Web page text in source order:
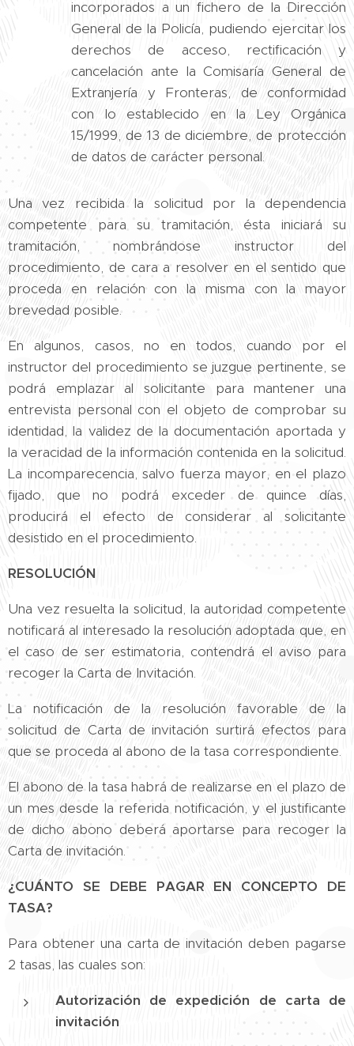
incorporados a un fichero de la Dirección
General de la Policía, pudiendo ejercitar los
derechos de acceso, rectificación y
cancelación ante la Comisaría General de
Extranjería y Fronteras, de conformidad
con lo establecido en la Ley Orgánica
15/1999, de 13 de diciembre, de protección
de datos de carácter personal.
Una vez recibida la solicitud por la dependencia
competente para su tramitación, ésta iniciará su
tramitación, nombrándose instructor del
procedimiento, de cara a resolver en el sentido que
proceda en relación con la misma con la mayor
brevedad posible.
En algunos, casos, no en todos, cuando por el
instructor del procedimiento se juzgue pertinente, se
podrá emplazar al solicitante para mantener una
entrevista personal con el objeto de comprobar su
identidad, la validez de la documentación aportada y
la veracidad de la información contenida en la solicitud.
La incomparecencia, salvo fuerza mayor, en el plazo
fijado, que no podrá exceder de quince días,
producirá el efecto de considerar al solicitante
desistido en el procedimiento.
RESOLUCIÓN
Una vez resuelta la solicitud, la autoridad competente
notificará al interesado la resolución adoptada que, en
el caso de ser estimatoria, contendrá el aviso para
recoger la Carta de Invitación.
La notificación de la resolución favorable de la
solicitud de Carta de invitación surtirá efectos para
que se proceda al abono de la tasa correspondiente.
El abono de la tasa habrá de realizarse en el plazo de
un mes desde la referida notificación, y el justificante
de dicho abono deberá aportarse para recoger la
Carta de invitación.
¿CUÁNTO SE DEBE PAGAR EN CONCEPTO DE
TASA?
Para obtener una carta de invitación deben pagarse
2 tasas, las cuales son:
Autorización de expedición de carta de
invitación